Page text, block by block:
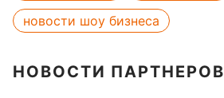
новости шоу бизнеса
НОВОСТИ ПАРТНЕРОВ